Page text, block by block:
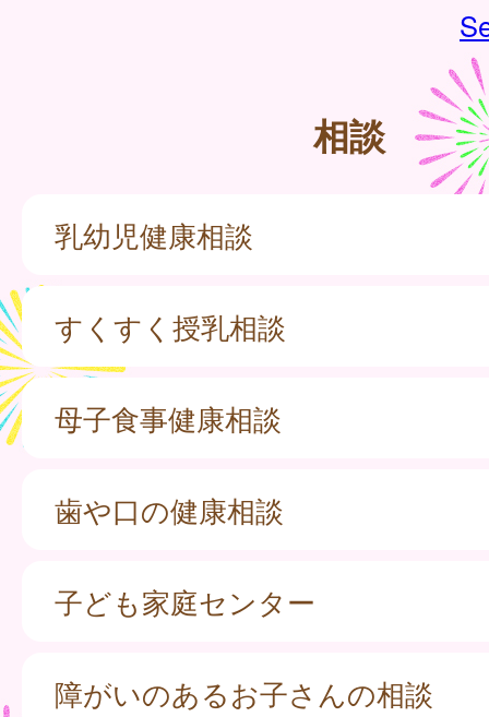
相談
乳幼児健康相談
すくすく授乳相談
母子食事健康相談
歯や口の健康相談
子ども家庭センター
障がいのあるお子さんの相談